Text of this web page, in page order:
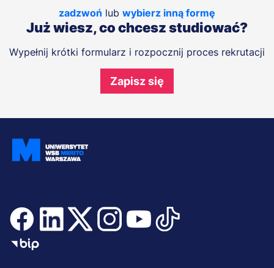
zadzwoń lub wybierz inną formę
Już wiesz, co chcesz studiować?
Wypełnij krótki formularz i rozpocznij proces rekrutacji
Zapisz się